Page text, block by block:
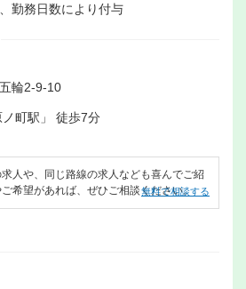
勤務日数により付与
輪2-9-10
ノ町駅」 徒歩7分
人や、同じ路線の求人なども喜んでご紹
希望があれば、ぜひご相談ください。
無料で相談する